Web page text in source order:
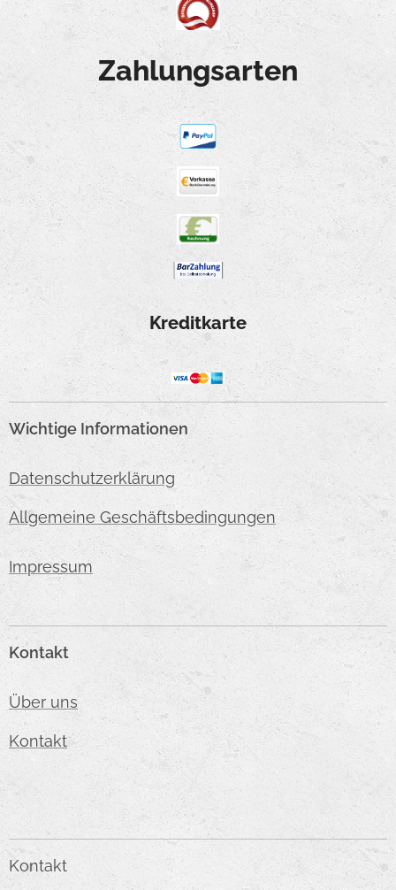
Zahlungsarten
Kreditkarte
Wichtige Informationen
Datenschutzerklärung
Allgemeine Geschäftsbedingungen
Impressum
Kontakt
Über uns
Kontakt
Kontakt